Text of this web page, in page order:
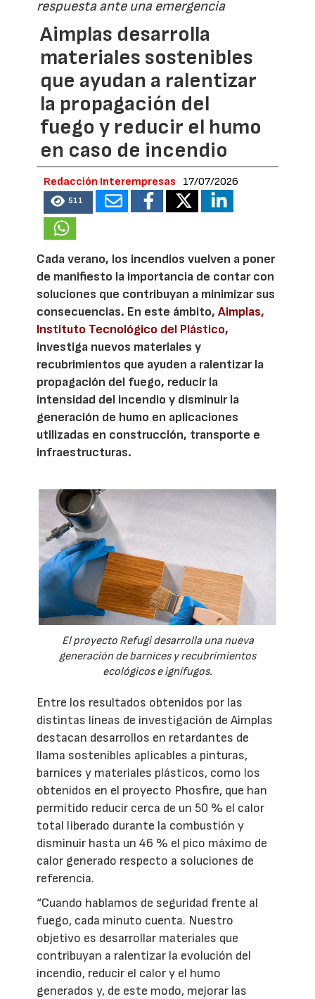
respuesta ante una emergencia
Aimplas desarrolla
materiales sostenibles
que ayudan a ralentizar
la propagación del
fuego y reducir el humo
en caso de incendio
Redacción Interempresas 17/07/2026
511
Cada verano, los incendios vuelven a poner
de manifiesto la importancia de contar con
soluciones que contribuyan a minimizar sus
consecuencias. En este ámbito,Aimplas,
Instituto Tecnológico del Plástico,
investiga nuevos materiales y
recubrimientos que ayuden a ralentizar la
propagación del fuego, reducir la
intensidad del incendio y disminuir la
generación de humo en aplicaciones
utilizadas en construcción, transporte e
infraestructuras.
El proyecto Refugi desarrolla una nueva
generación de barnices y recubrimientos
ecológicos e ignífugos.
Entre los resultados obtenidos por las
distintas líneas de investigación de Aimplas
destacan desarrollos en retardantes de
llama sostenibles aplicables a pinturas,
barnices y materiales plásticos, como los
obtenidos en el proyecto Phosfire, que han
permitido reducir cerca de un 50 % el calor
total liberado durante la combustión y
disminuir hasta un 46 % el pico máximo de
calor generado respecto a soluciones de
referencia.
“Cuando hablamos de seguridad frente al
fuego, cada minuto cuenta. Nuestro
objetivo es desarrollar materiales que
contribuyan a ralentizar la evolución del
incendio, reducir el calor y el humo
generados y, de este modo, mejorar las